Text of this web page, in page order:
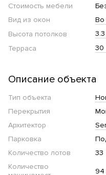
Стоимость мебели
Вид из окон
Во
Высота потолков
Терраса
30
Описание объекта
Тип объекта
Перекрытия
Архитектор
Парковка
Количество лотов
33
Количество
94